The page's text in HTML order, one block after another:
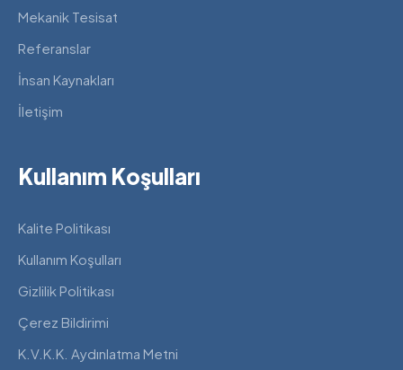
Mekanik Tesisat
Referanslar
İnsan Kaynakları
İletişim
Kullanım Koşulları
Kalite Politikası
Kullanım Koşulları
Gizlilik Politikası
Çerez Bildirimi
K.V.K.K. Aydınlatma Metni